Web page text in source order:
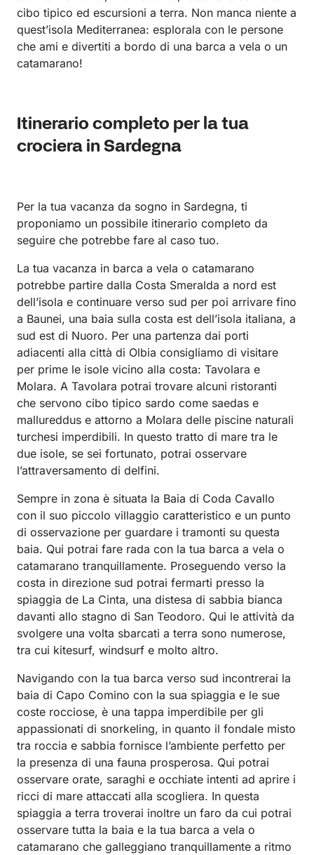
cibo tipico ed escursioni a terra. Non manca niente a
quest’isola Mediterranea: esplorala con le persone
che ami e divertiti a bordo di una barca a vela o un
catamarano!
Itinerario completo per la tua
crociera in Sardegna
Per la tua vacanza da sogno in Sardegna, ti
proponiamo un possibile itinerario completo da
seguire che potrebbe fare al caso tuo.
La tua vacanza in barca a vela o catamarano
potrebbe partire dalla Costa Smeralda a nord est
dell’isola e continuare verso sud per poi arrivare fino
a Baunei, una baia sulla costa est dell’isola italiana, a
sud est di Nuoro. Per una partenza dai porti
adiacenti alla città di Olbia consigliamo di visitare
per prime le isole vicino alla costa: Tavolara e
Molara. A Tavolara potrai trovare alcuni ristoranti
che servono cibo tipico sardo come saedas e
mallureddus e attorno a Molara delle piscine naturali
turchesi imperdibili. In questo tratto di mare tra le
due isole, se sei fortunato, potrai osservare
l’attraversamento di delfini.
Sempre in zona è situata la Baia di Coda Cavallo
con il suo piccolo villaggio caratteristico e un punto
di osservazione per guardare i tramonti su questa
baia. Qui potrai fare rada con la tua barca a vela o
catamarano tranquillamente. Proseguendo verso la
costa in direzione sud potrai fermarti presso la
spiaggia de La Cinta, una distesa di sabbia bianca
davanti allo stagno di San Teodoro. Qui le attività da
svolgere una volta sbarcati a terra sono numerose,
tra cui kitesurf, windsurf e molto altro.
Navigando con la tua barca verso sud incontrerai la
baia di Capo Comino con la sua spiaggia e le sue
coste rocciose, è una tappa imperdibile per gli
appassionati di snorkeling, in quanto il fondale misto
tra roccia e sabbia fornisce l’ambiente perfetto per
la presenza di una fauna prosperosa. Qui potrai
osservare orate, saraghi e occhiate intenti ad aprire i
ricci di mare attaccati alla scogliera. In questa
spiaggia a terra troverai inoltre un faro da cui potrai
osservare tutta la baia e la tua barca a vela o
catamarano che galleggiano tranquillamente a ritmo